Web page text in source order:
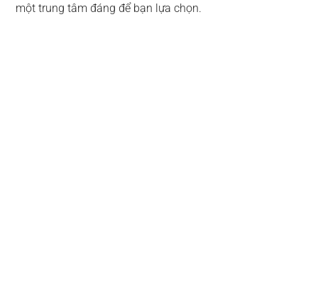
một trung tâm đáng để bạn lựa chọn.